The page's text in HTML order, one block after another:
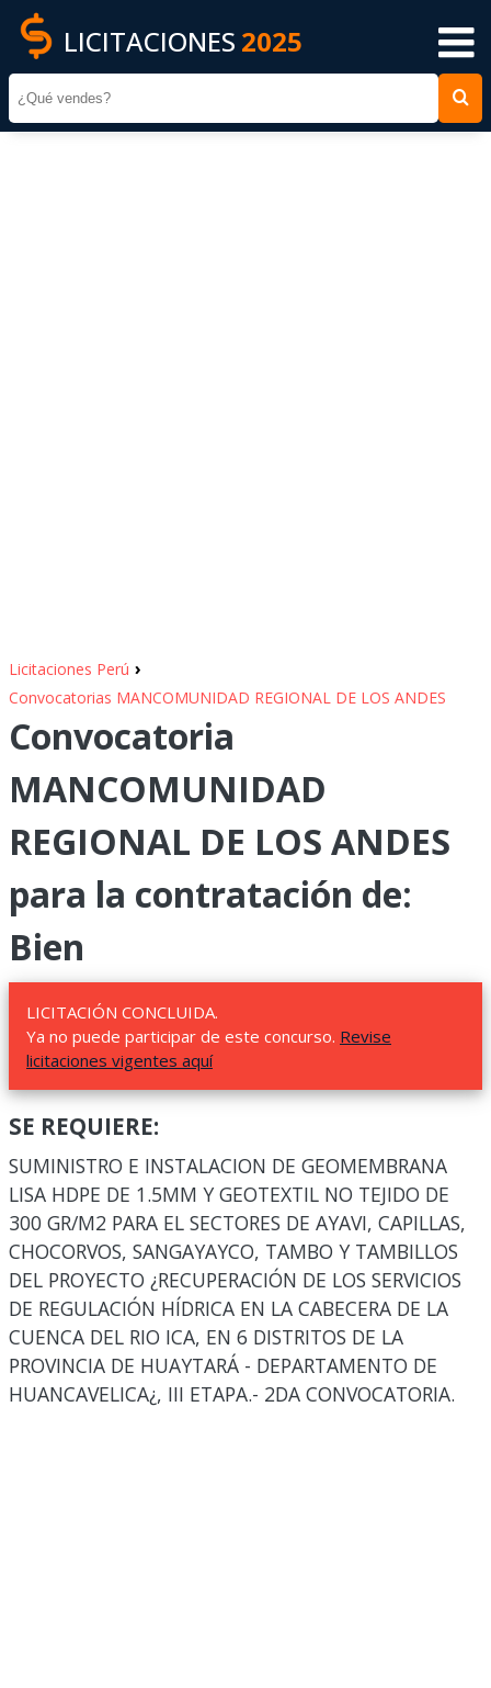
LICITACIONES 2025
Licitaciones Perú ›
Convocatorias MANCOMUNIDAD REGIONAL DE LOS ANDES
Convocatoria
MANCOMUNIDAD
REGIONAL DE LOS ANDES
para la contratación de:
Bien
LICITACIÓN CONCLUIDA.
Ya no puede participar de este concurso. Revise
licitaciones vigentes aquí
SE REQUIERE:
SUMINISTRO E INSTALACION DE GEOMEMBRANA
LISA HDPE DE 1.5MM Y GEOTEXTIL NO TEJIDO DE
300 GR/M2 PARA EL SECTORES DE AYAVI, CAPILLAS,
CHOCORVOS, SANGAYAYCO, TAMBO Y TAMBILLOS
DEL PROYECTO ¿RECUPERACIÓN DE LOS SERVICIOS
DE REGULACIÓN HÍDRICA EN LA CABECERA DE LA
CUENCA DEL RIO ICA, EN 6 DISTRITOS DE LA
PROVINCIA DE HUAYTARÁ - DEPARTAMENTO DE
HUANCAVELICA¿, III ETAPA.- 2DA CONVOCATORIA.